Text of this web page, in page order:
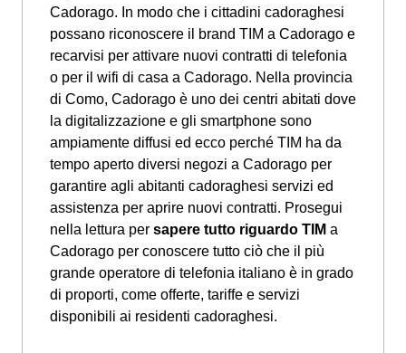
Cadorago. In modo che i cittadini cadoraghesi
possano riconoscere il brand TIM a Cadorago e
recarvisi per attivare nuovi contratti di telefonia
o per il wifi di casa a Cadorago. Nella provincia
di Como, Cadorago è uno dei centri abitati dove
la digitalizzazione e gli smartphone sono
ampiamente diffusi ed ecco perché TIM ha da
tempo aperto diversi negozi a Cadorago per
garantire agli abitanti cadoraghesi servizi ed
assistenza per aprire nuovi contratti. Prosegui
nella lettura per sapere tutto riguardo TIM a
Cadorago per conoscere tutto ciò che il più
grande operatore di telefonia italiano è in grado
di proporti, come offerte, tariffe e servizi
disponibili ai residenti cadoraghesi.